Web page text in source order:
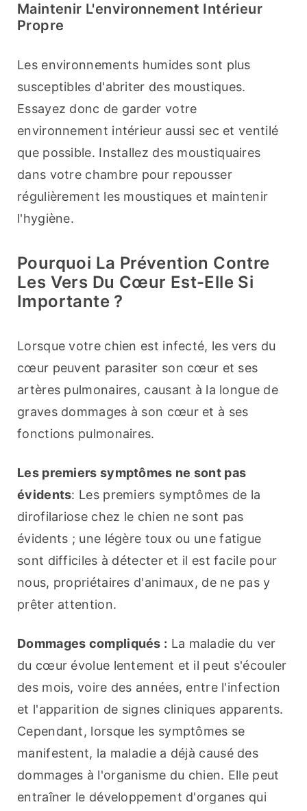
Maintenir L'environnement Intérieur
Propre
Les environnements humides sont plus
susceptibles d'abriter des moustiques.
Essayez donc de garder votre
environnement intérieur aussi sec et ventilé
que possible. Installez des moustiquaires
dans votre chambre pour repousser
régulièrement les moustiques et maintenir
l'hygiène.
Pourquoi La Prévention Contre
Les Vers Du Cœur Est-Elle Si
Importante ?
Lorsque votre chien est infecté, les vers du
cœur peuvent parasiter son cœur et ses
artères pulmonaires, causant à la longue de
graves dommages à son cœur et à ses
fonctions pulmonaires.
Les premiers symptômes ne sont pas
évidents: Les premiers symptômes de la
dirofilariose chez le chien ne sont pas
évidents ; une légère toux ou une fatigue
sont difficiles à détecter et il est facile pour
nous, propriétaires d'animaux, de ne pas y
prêter attention.
Dommages compliqués : La maladie du ver
du cœur évolue lentement et il peut s'écouler
des mois, voire des années, entre l'infection
et l'apparition de signes cliniques apparents.
Cependant, lorsque les symptômes se
manifestent, la maladie a déjà causé des
dommages à l'organisme du chien. Elle peut
entraîner le développement d'organes qui